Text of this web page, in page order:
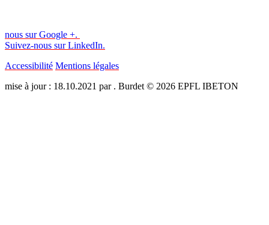
nous sur Google +.
Suivez-nous sur LinkedIn.
Accessibilité Mentions légales
mise à jour : 18.10.2021 par . Burdet © 2026 EPFL IBETON